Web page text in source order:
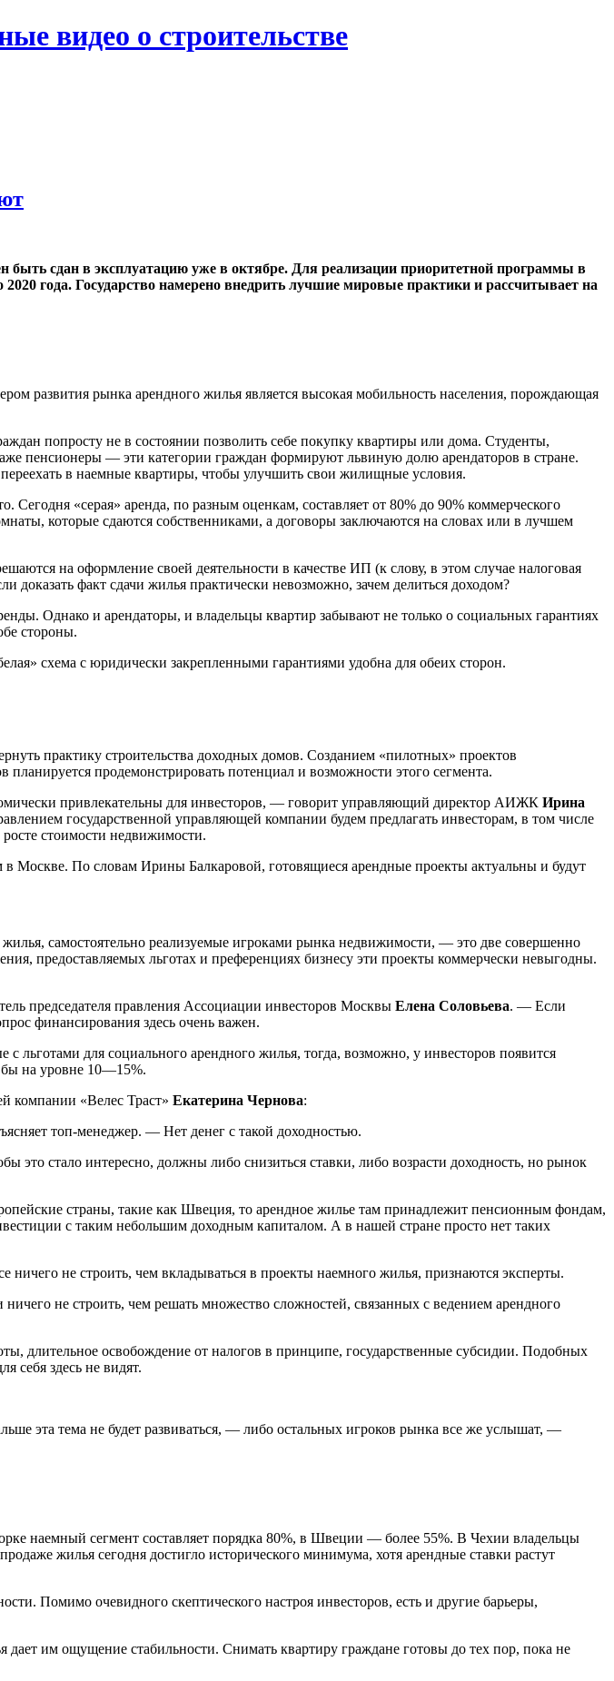
видео о строительстве
сдaн в эксплуaтaцию ужe в октябре. Для реализации приоритетной программы в
года. Государство намерено внедрить лучшие мировые практики и рассчитывает на
развития рынка арендного жилья является высокая мобильность населения, порождающая
попросту не в состоянии позволить себе покупку квартиры или дома. Студенты,
пенсионеры — эти категории граждан формируют львиную долю арендаторов в стране.
в наемные квартиры, чтобы улучшить свои жилищные условия.
«серая» аренда, по разным оценкам, составляет от 80% до 90% коммерческого
которые сдаются собственниками, а договоры заключаются на словах или в лучшем
на оформление своей деятельности в качестве ИП (к слову, в этом случае налоговая
доказать факт сдачи жилья практически невозможно, зачем делиться доходом?
Однако и арендаторы, и владельцы квартир забывают не только о социальных гарантиях
стороны.
схема с юридически закрепленными гарантиями удобна для обеих сторон.
практику строительства доходных домов. Созданием «пилотных» проектов
продемонстрировать потенциал и возможности этого сегмента.
привлекательны для инвесторов, — говорит управляющий директор АИЖК Ирина
государственной управляющей компании будем предлагать инвесторам, в том числе
стоимости недвижимости.
По словам Ирины Балкаровой, готовящиеся арендные проекты актуальны и будут
самостоятельно реализуемые игроками рынка недвижимости, — это две совершенно
предоставляемых льготах и преференциях бизнесу эти проекты коммерчески невыгодны.
председателя правления Ассоциации инвесторов Москвы Елена Соловьева. — Если
финансирования здесь очень важен.
льготами для социального арендного жилья, тогда, возможно, у инвесторов появится
бы на уровне 10—15%.
компании «Велес Траст» Екатерина Чернова:
топ-менеджер. — Нет денег с такой доходностью.
стало интересно, должны либо снизиться ставки, либо возрасти доходность, но рынок
страны, такие как Швеция, то арендное жилье там принадлежит пенсионным фондам,
с таким небольшим доходным капиталом. А в нашей стране просто нет таких
не строить, чем вкладываться в проекты наемного жилья, признаются эксперты.
не строить, чем решать множество сложностей, связанных с ведением арендного
длительное освобождение от налогов в принципе, государственные субсидии. Подобных
себя здесь не видят.
эта тема не будет развиваться, — либо остальных игроков рынка все же услышат, —
наемный сегмент составляет порядка 80%, в Швеции — более 55%. В Чехии владельцы
жилья сегодня достигло исторического минимума, хотя арендные ставки растут
Помимо очевидного скептического настроя инвесторов, есть и другие барьеры,
им ощущение стабильности. Снимать квартиру граждане готовы до тех пор, пока не